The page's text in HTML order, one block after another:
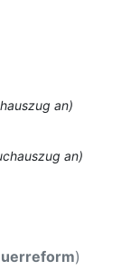
an)
an)
)